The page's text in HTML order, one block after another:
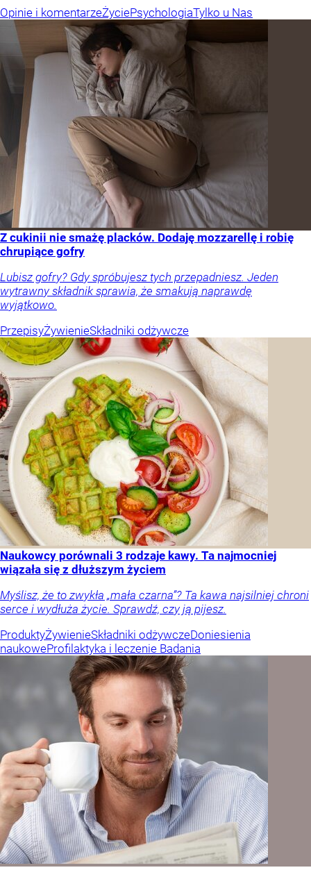
Opinie i komentarzeŻyciePsychologiaTylko u Nas
Z cukinii nie smażę placków. Dodaję mozzarellę i robię
chrupiące gofry
Lubisz gofry? Gdy spróbujesz tych przepadniesz. Jeden
wytrawny składnik sprawia, że smakują naprawdę
wyjątkowo.
PrzepisyŻywienieSkładniki odżywcze
Naukowcy porównali 3 rodzaje kawy. Ta najmocniej
wiązała się z dłuższym życiem
Myślisz, że to zwykła „mała czarna”? Ta kawa najsilniej chroni
serce i wydłuża życie. Sprawdź, czy ją pijesz.
ProduktyŻywienieSkładniki odżywczeDoniesienia
naukoweProfilaktyka i leczenie Badania